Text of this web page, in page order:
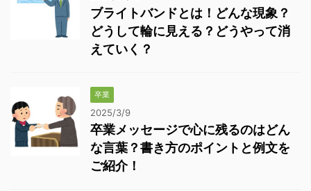
ブライトバンドとは！どんな現象？
どうして輪に見える？どうやって消
えていく？
卒業
2025/3/9
卒業メッセージで心に残るのはどん
な言葉？書き方のポイントと例文を
ご紹介！